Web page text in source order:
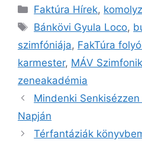
Kategória
Faktúra Hírek,
Címkék
Bánkövi Gyula Loco,
szimfóniája, FakTúra
karmester, MÁV
zeneakadémia
Mindenki
Napján
Térfantáziák